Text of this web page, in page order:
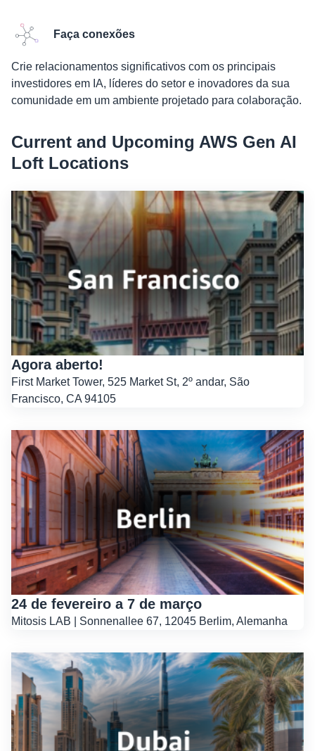
Faça conexões
Crie relacionamentos significativos com os principais
investidores em IA, líderes do setor e inovadores da sua
comunidade em um ambiente projetado para colaboração.
Current and Upcoming AWS Gen AI
Loft Locations
Agora aberto!
First Market Tower, 525 Market St, 2º andar, São
Francisco, CA 94105
24 de fevereiro a 7 de março
Mitosis LAB | Sonnenallee 67, 12045 Berlim, Alemanha